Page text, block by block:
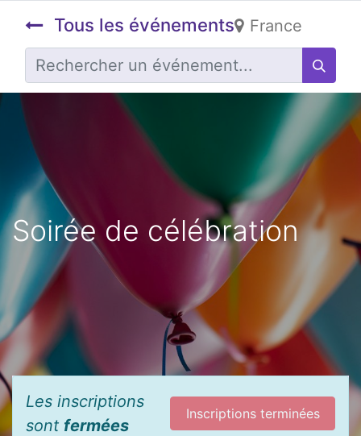
Tous les événements France
Soirée de célébration
Les inscriptions
sont fermées
Inscriptions terminées